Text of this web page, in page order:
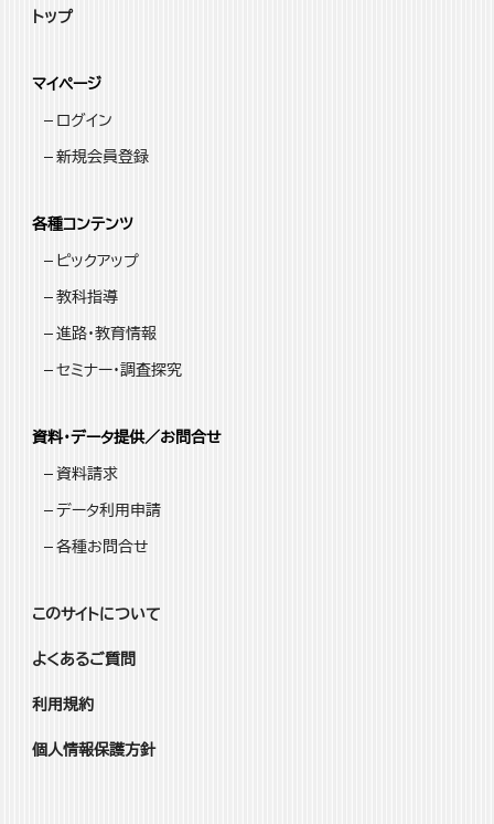
トップ
マイページ
ログイン
新規会員登録
各種コンテンツ
ピックアップ
教科指導
進路・教育情報
セミナー・調査探究
資料・データ提供／お問合せ
資料請求
データ利用申請
各種お問合せ
このサイトについて
よくあるご質問
利用規約
個人情報保護方針